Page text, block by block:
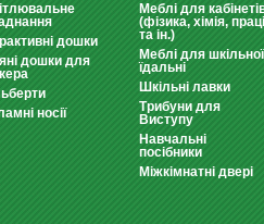
дошки
дошки для
носії
Меблі для
(фізика, хімія, праці
та ін.)
Меблі для шкільної
їдальні
Шкільні лавки
Трибуни для
Виступу
Навчальні
посібники
Міжкімнатні двері